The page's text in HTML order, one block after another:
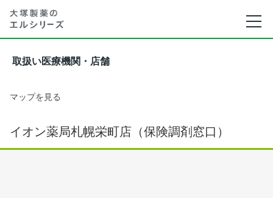
取扱い医療機関・店舗
マップを見る
イオン薬局札幌栄町店（保険調剤窓口）